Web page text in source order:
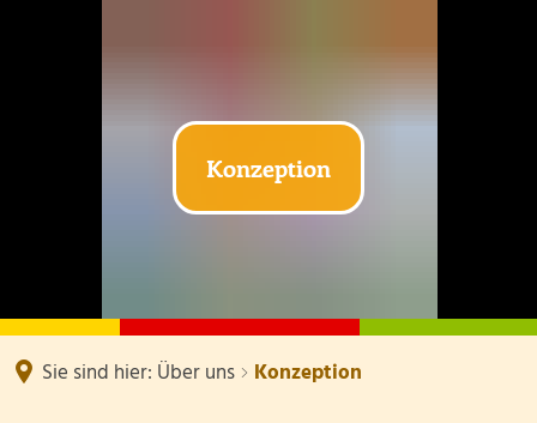
Schließzeiten
Abholzeiten, Buchung und Beiträge
Team
Elternbeirat
Stellenangebote
KITA UNTERSTÜTZEN
Förderverein
Konzeption
Sie sind hier: Über uns Konzeption